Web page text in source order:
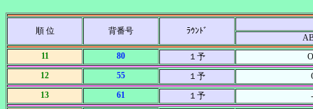
順 位 背番号 ﾗｳﾝﾄﾞ
11
80 １予
12
55 １予
13
61 １予